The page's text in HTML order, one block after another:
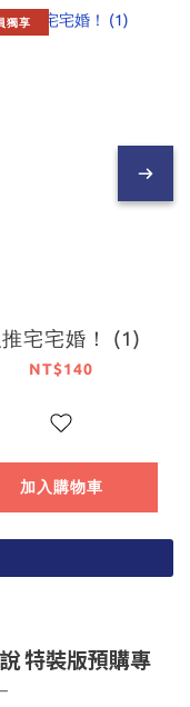
獨享
宅宅婚！ (1)
NT$140
加入購物車
特裝版預購專